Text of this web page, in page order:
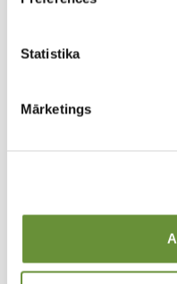
Statistika
Mārketings
virs 100 km
30,-
vairāk par 5 jaunstādu